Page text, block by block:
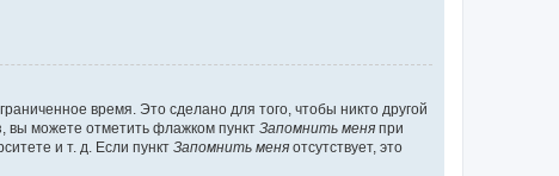
время. Это сделано для того, чтобы никто другой
вы можете отметить флажком пункт Запомнить меня при
и т. д. Если пункт Запомнить меня отсутствует, это